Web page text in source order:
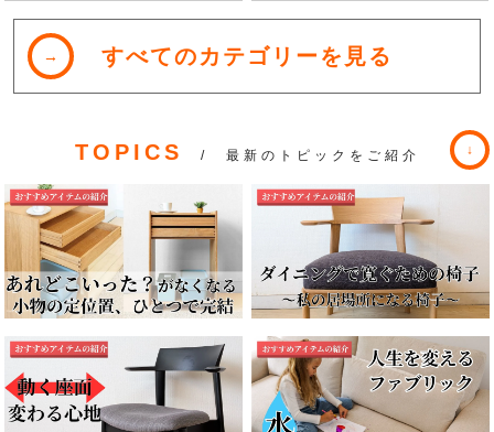
すべてのカテゴリーを見る
TOPICS / 最新のトピックをご紹介